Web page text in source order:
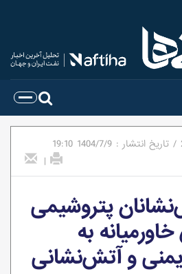
/ تاریخ انتشار : 1404/7/9
19:10
|
پتروشیمی
به
و آتش‌نشانی